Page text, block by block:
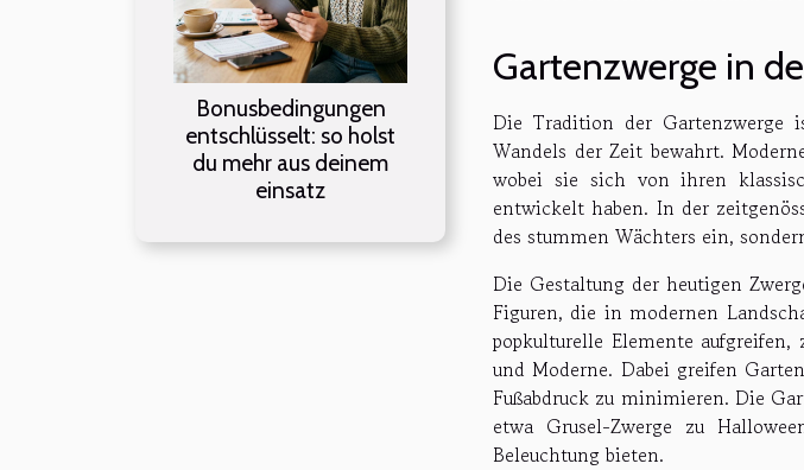
Bonusbedingungen
entschlüsselt: so holst
du mehr aus deinem
einsatz
Gartenzwerge in
Die Tradition der
Wandels der Zeit bewahrt.
wobei sie sich von ihren
entwickelt haben. In der
des stummen Wächters ein,
Die Gestaltung der heutigen
Figuren, die in modernen
popkulturelle Elemente
und Moderne. Dabei greifen
Fußabdruck zu minimieren. Die
etwa Grusel-Zwerge zu
Beleuchtung bieten.